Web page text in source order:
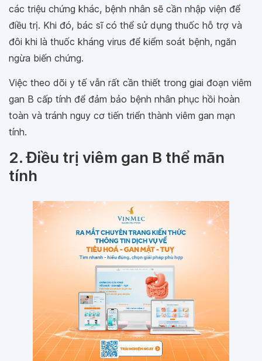
các triệu chứng khác, bệnh nhân sẽ cần nhập viện để
điều trị. Khi đó, bác sĩ có thể sử dụng thuốc hỗ trợ và
đôi khi là thuốc kháng virus để kiểm soát bệnh, ngăn
ngừa biến chứng.
Việc theo dõi y tế vẫn rất cần thiết trong giai đoạn viêm
gan B cấp tính để đảm bảo bệnh nhân phục hồi hoàn
toàn và tránh nguy cơ tiến triển thành viêm gan mạn
tính.
2. Điều trị viêm gan B thể mãn
tính